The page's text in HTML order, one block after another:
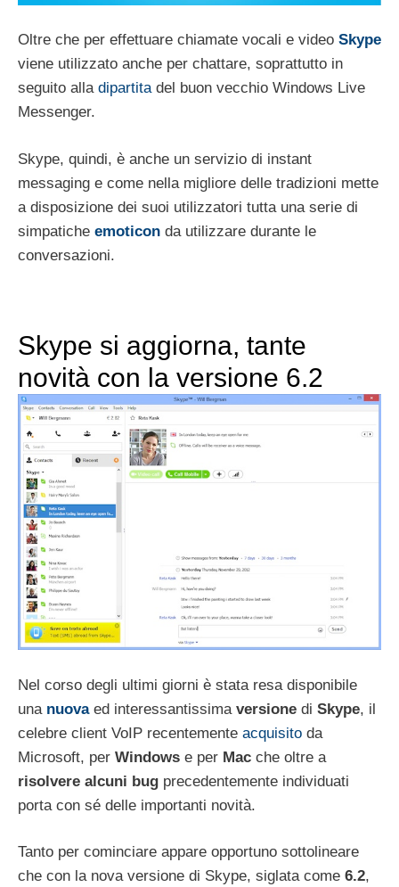
Oltre che per effettuare chiamate vocali e video Skype
viene utilizzato anche per chattare, soprattutto in
seguito alla dipartitadel buon vecchio Windows Live
Messenger.
Skype, quindi, è anche un servizio di instant
messaging e come nella migliore delle tradizioni mette
a disposizione dei suoi utilizzatori tutta una serie di
simpatiche emoticon da utilizzare durante le
conversazioni.
Skype si aggiorna, tante
novità con la versione 6.2
Nel corso degli ultimi giorni è stata resa disponibile
una nuovaed interessantissima versione di Skype, il
celebre client VoIP recentemente acquisito da
Microsoft, per Windows e per Mac che oltre a
risolvere alcuni bug precedentemente individuati
porta con sé delle importanti novità.
Tanto per cominciare appare opportuno sottolineare
che con la nova versione di Skype, siglata come 6.2,